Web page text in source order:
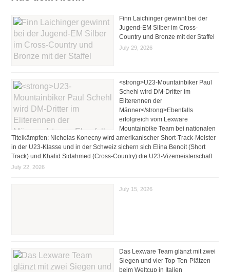
Finn Laichinger gewinnt bei der
Jugend-EM Silber im Cross-
Country und Bronze mit der Staffel
July 29, 2026
<strong>U23-Mountainbiker Paul
Schehl wird DM-Dritter im
Eliterennen der
Männer</strong>Ebenfalls
erfolgreich vom Lexware
Mountainbike Team bei nationalen
Titelkämpfen: Nicholas Konecny wird amerikanischer Short-Track-Meister
in der U23-Klasse und in der Schweiz sichern sich Elina Benoit (Short
Track) und Khalid Sidahmed (Cross-Country) die U23-Vizemeisterschaft
July 22, 2026
July 15, 2026
Das Lexware Team glänzt mit zwei
Siegen und vier Top-Ten-Plätzen
beim Weltcup in Italien